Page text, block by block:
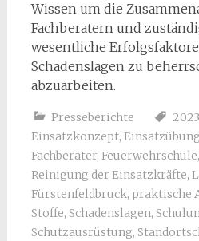
Wissen um die
Fachberatern und
wesentliche
Schadenslagen zu
abzuarbeiten.
Presseberichte 2023
Einsatzkonzept,
Fachberater, Feuerwehrschule,
Reinigung der Einsatzkräfte,
Fürstenfeldbruck, praktische
Stoffe, Schadenslagen,
Schutzausrüstung,